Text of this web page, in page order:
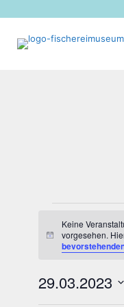
für
29.
2023
Hinweis
Keine
vorgesehen.
29.03.2023